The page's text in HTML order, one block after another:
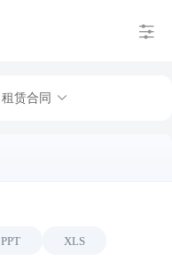
租赁合同
PPT XLS